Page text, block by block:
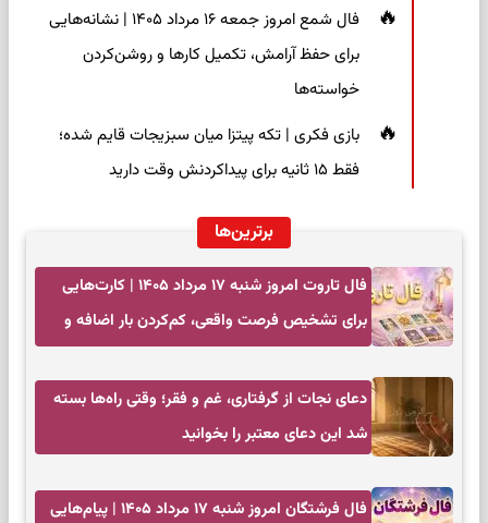
فال شمع امروز جمعه ۱۶ مرداد ۱۴۰۵ | نشانه‌هایی
برای حفظ آرامش، تکمیل کارها و روشن‌کردن
خواسته‌ها
بازی فکری | تکه پیتزا میان سبزیجات قایم شده؛
فقط ۱۵ ثانیه برای پیداکردنش وقت دارید
برترین‌ها
فال تاروت امروز شنبه ۱۷ مرداد ۱۴۰۵ | کارت‌هایی
برای تشخیص فرصت واقعی، کم‌کردن بار اضافه و
دعای نجات از گرفتاری، غم و فقر؛ وقتی راه‌ها بسته
شد این دعای معتبر را بخوانید
فال فرشتگان امروز شنبه ۱۷ مرداد ۱۴۰۵ | پیام‌هایی